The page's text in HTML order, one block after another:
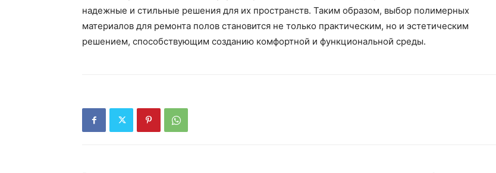
надежные и стильные решения для их пространств. Таким образом, выбор полимерных
материалов для ремонта полов становится не только практическим, но и эстетическим
решением, способствующим созданию комфортной и функциональной среды.